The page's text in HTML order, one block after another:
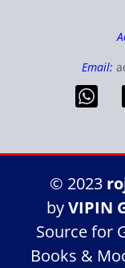
Email:
© 2023
byVIPIN
Source for
Books &